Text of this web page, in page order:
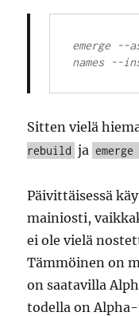
emerge --
Sitten vielä
rebuild ja
Päivittäisessä
mainiosti,
ei ole vielä
Tämmöinen on
on saatavilla
todella on